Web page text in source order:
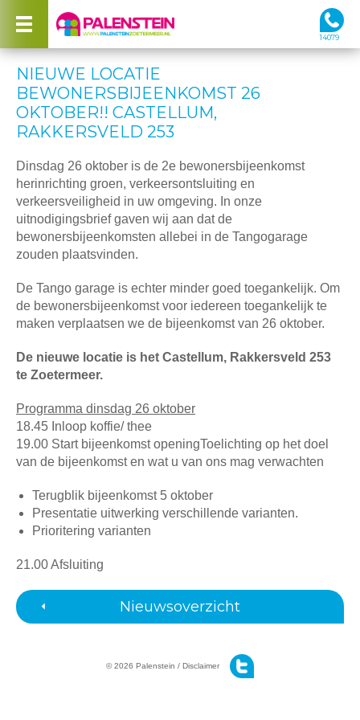
14079
NIEUWE LOCATIE
BEWONERSBIJEENKOMST 26
OKTOBER!! CASTELLUM,
RAKKERSVELD 253
Dinsdag 26 oktober is de 2e bewonersbijeenkomst
herinrichting groen, verkeersontsluiting en
verkeersveiligheid in uw omgeving. In onze
uitnodigingsbrief gaven wij aan dat de
bewonersbijeenkomsten allebei in de Tangogarage
zouden plaatsvinden.
De Tango garage is echter minder goed toegankelijk. Om
de bewonersbijeenkomst voor iedereen toegankelijk te
maken verplaatsen we de bijeenkomst van 26 oktober.
De nieuwe locatie is het Castellum, Rakkersveld 253
te Zoetermeer.
Programma dinsdag 26 oktober
18.45 Inloop koffie/ thee
19.00 Start bijeenkomst openingToelichting op het doel
van de bijeenkomst en wat u van ons mag verwachten
Terugblik bijeenkomst 5 oktober
Presentatie uitwerking verschillende varianten.
Prioritering varianten
21.00 Afsluiting
Nieuwsoverzicht
© 2026 Palenstein / Disclaimer